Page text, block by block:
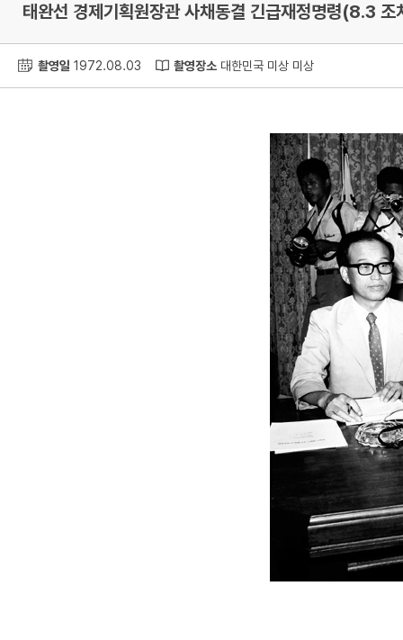
태완선 경제기획원장관 사채동결 긴급재정명령(8.3 조
촬영일 1972.08.03 촬영장소 대한민국 미상 미상